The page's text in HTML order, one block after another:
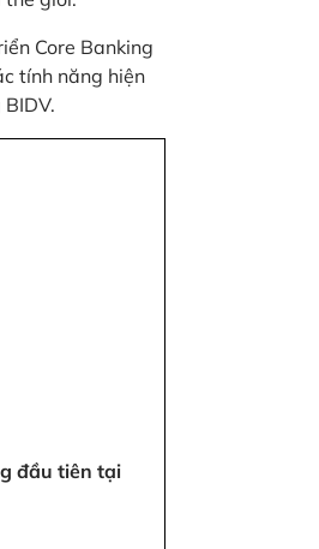
Core Banking
tính năng hiện
đầu tiên tại